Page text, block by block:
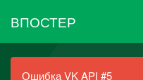
ВПОСТЕР
Ошибка VK API #5